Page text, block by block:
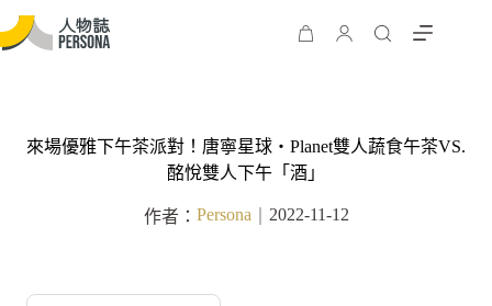
來場優雅下午茶派對！唐寧星球‧Planet雙人蔬食午茶VS.
酩悅雙人下午「酒」
作者： Persona｜ 2022-11-12